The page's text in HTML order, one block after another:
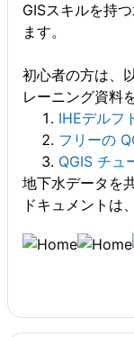
GISスキルを持
ます。
初心者の方は、
レーニング資料
IHEデルフ
フリーの
QGIS チュ
地下水データを
ドキュメントは、